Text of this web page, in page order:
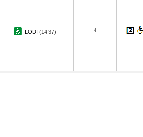
LODI (14.37) 4